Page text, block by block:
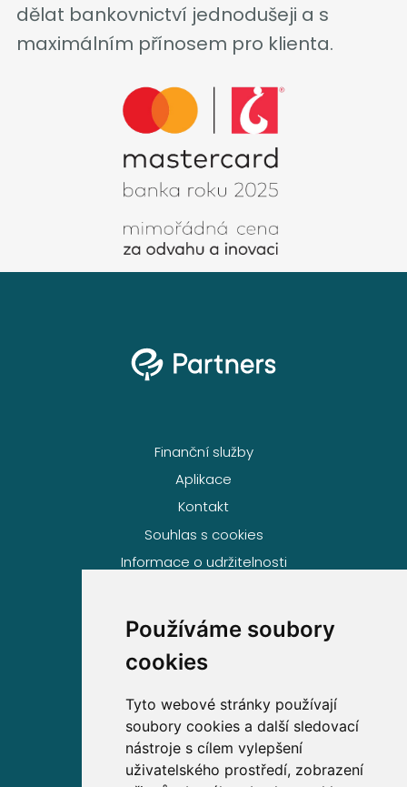
Používáme soubory
cookies
Tyto webové stránky používají
soubory cookies a další sledovací
nástroje s cílem vylepšení
uživatelského prostředí, zobrazení
dělat bankovnictví jednodušeji a s
maximálním přínosem pro klienta.
Finanční služby
Aplikace
Kontakt
Souhlas s cookies
Informace o udržitelnosti
Volejte zdarma na
800 63 63 63
Sídlo společnosti
Partners Financial Services, a.s.